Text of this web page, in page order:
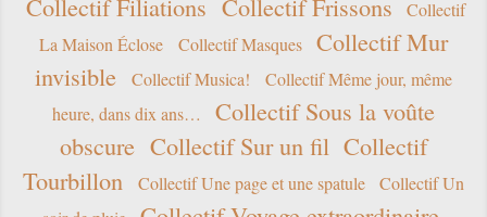
Collectif Filiations Collectif Frissons
Collectif
La Maison Éclose
Collectif Masques
Collectif Mur
invisible
Collectif Musica!
Collectif Même jour, même
heure, dans dix ans…
Collectif Sous la voûte
obscure Collectif Sur un fil Collectif
Tourbillon
Collectif Une page et une spatule
Collectif Un